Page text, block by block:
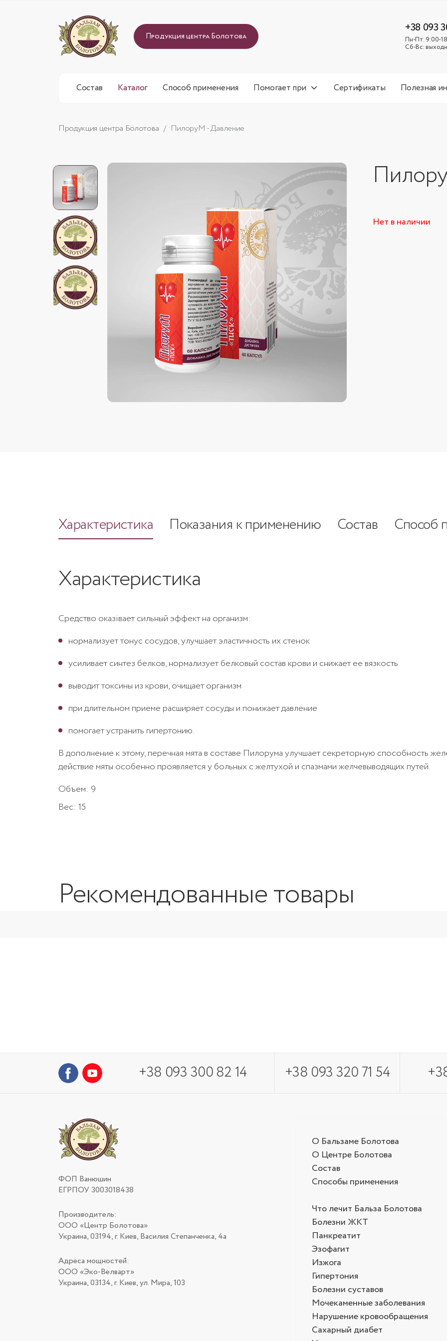
Продукция центра Болотова
+38 093
Пн-Пт: 9:00-
Сб-Вс:
Состав Каталог Способ применения Помогает при Сертификаты Полезная
Продукция центра Болотова ПилоруМ - Давление
Нет в наличии
Характеристика Показания к применению Состав Способ
Характеристика
Средство оказівает сильный эффект на организм:
нормализует тонус сосудов, улучшает эластичность их стенок
усиливает синтез белков, нормализует белковый состав крови и снижает ее вязкость
выводит токсины из крови, очищает организм
при длительном приеме расширяет сосуды и понижает давление
помогает устранить гипертонию.
В дополнение к этому, перечная мята в составе Пилорума улучшает секреторную способность
действие мяты особенно проявляется у больных с желтухой и спазмами желчевыводящих путей.
Объем: 9
Вес: 15
Рекомендованные товары
+38 093 300 82 14 +38 093 320 71 54
ФОП Ванюшин
ЕГРПОУ 3003018438
Производитель:
ООО «Центр Болотова»
Украина, 03194, г. Киев, Василия Степанченка, 4а
Адреса мощностей:
ООО «Эко-Велварт»
Украина, 03134, г. Киев, ул. Мира, 103
О Бальзаме Болотова
О Центре Болотова
Состав
Способы применения
Что лечит Бальза Болотова
Болезни ЖКТ
Панкреатит
Эзофагит
Изжога
Гипертония
Болезни суставов
Мочекаменные заболевания
Нарушение кровообращения
Сахарный диабет